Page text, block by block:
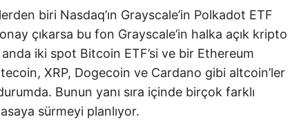
biri Nasdaq’ın Grayscale’in Polkadot ETF
çıkarsa bu fon Grayscale’in halka açık kripto
iki spot Bitcoin ETF’si ve bir Ethereum
XRP, Dogecoin ve Cardano gibi altcoin’ler
Bunun yanı sıra içinde birçok farklı
sürmeyi planlıyor.